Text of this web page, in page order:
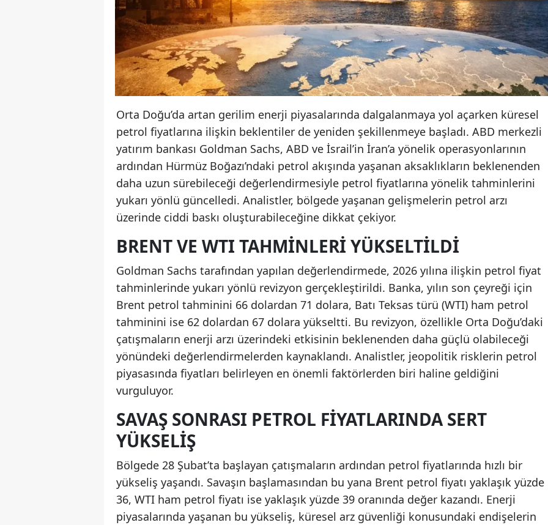
Orta Doğu’da artan gerilim enerji piyasalarında dalgalanmaya yol açarken küresel
petrol fiyatlarına ilişkin beklentiler de yeniden şekillenmeye başladı. ABD merkezli
yatırım bankası Goldman Sachs, ABD ve İsrail’in İran’a yönelik operasyonlarının
ardından Hürmüz Boğazı’ndaki petrol akışında yaşanan aksaklıkların beklenenden
daha uzun sürebileceği değerlendirmesiyle petrol fiyatlarına yönelik tahminlerini
yukarı yönlü güncelledi. Analistler, bölgede yaşanan gelişmelerin petrol arzı
üzerinde ciddi baskı oluşturabileceğine dikkat çekiyor.
BRENT VE WTI TAHMINLERI YÜKSELTILDI
Goldman Sachs tarafından yapılan değerlendirmede, 2026 yılına ilişkin petrol fiyat
tahminlerinde yukarı yönlü revizyon gerçekleştirildi. Banka, yılın son çeyreği için
Brent petrol tahminini 66 dolardan 71 dolara, Batı Teksas türü (WTI) ham petrol
tahminini ise 62 dolardan 67 dolara yükseltti. Bu revizyon, özellikle Orta Doğu’daki
çatışmaların enerji arzı üzerindeki etkisinin beklenenden daha güçlü olabileceği
yönündeki değerlendirmelerden kaynaklandı. Analistler, jeopolitik risklerin petrol
piyasasında fiyatları belirleyen en önemli faktörlerden biri haline geldiğini
vurguluyor.
SAVAŞ SONRASI PETROL FIYATLARINDA SERT
YÜKSELIŞ
Bölgede 28 Şubat’ta başlayan çatışmaların ardından petrol fiyatlarında hızlı bir
yükseliş yaşandı. Savaşın başlamasından bu yana Brent petrol fiyatı yaklaşık yüzde
36, WTI ham petrol fiyatı ise yaklaşık yüzde 39 oranında değer kazandı. Enerji
piyasalarında yaşanan bu yükseliş, küresel arz güvenliği konusundaki endişelerin